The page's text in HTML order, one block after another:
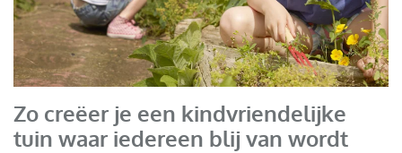
VidaXL
Zo creëer je een kindvriendelijke
tuin waar iedereen blij van wordt